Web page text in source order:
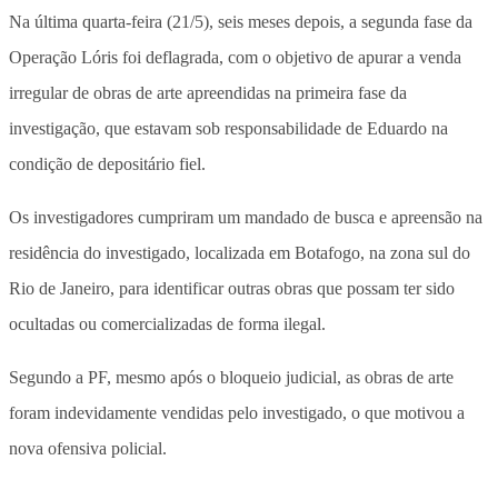
Na última quarta-feira (21/5), seis meses depois, a segunda fase da
Operação Lóris foi deflagrada, com o objetivo de apurar a venda
irregular de obras de arte apreendidas na primeira fase da
investigação, que estavam sob responsabilidade de Eduardo na
condição de depositário fiel.
Os investigadores cumpriram um mandado de busca e apreensão na
residência do investigado, localizada em Botafogo, na zona sul do
Rio de Janeiro, para identificar outras obras que possam ter sido
ocultadas ou comercializadas de forma ilegal.
Segundo a PF, mesmo após o bloqueio judicial, as obras de arte
foram indevidamente vendidas pelo investigado, o que motivou a
nova ofensiva policial.